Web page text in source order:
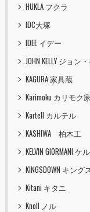
HUKLA フクラ
IDC大塚
IDEE イデー
JOHN KELLY ジョン
KAGURA 家具蔵
Karimoku カリモク
Kartell カルテル
KASHIWA 柏木工
KELVIN GIORMANI
KINGSDOWN キン
Kitani キタニ
Knoll ノル